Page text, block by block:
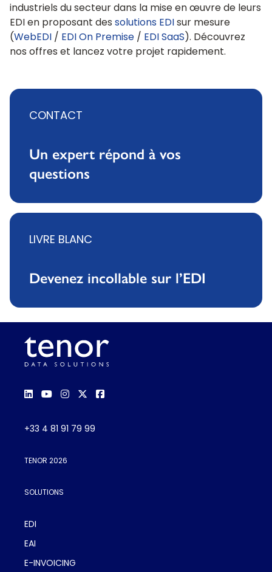
industriels du secteur dans la mise en œuvre de leurs
EDI en proposant des solutions EDI sur mesure
(WebEDI / EDI On Premise / EDI SaaS ). Découvrez
nos offres et lancez votre projet rapidement.
CONTACT
Un expert répond à vos
questions
LIVRE BLANC
Devenez incollable sur l’EDI
+33 4 81 91 79 99
TENOR 2026
SOLUTIONS
EDI
EAI
E-INVOICING